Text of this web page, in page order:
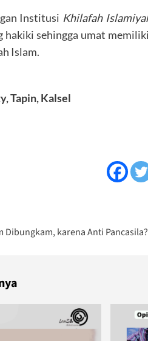
Institusi Khilafah
hakiki sehingga umat
Islam.
Tapin, Kalsel
Dibungkam, karena Anti Pancasila?